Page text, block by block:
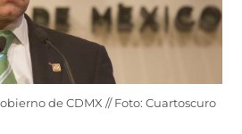
de CDMX // Foto: Cuartoscuro